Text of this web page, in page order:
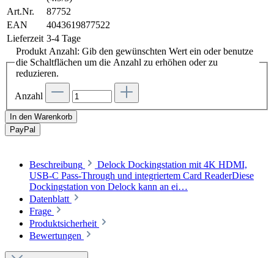
Art.Nr.
87752
EAN
4043619877522
Lieferzeit 3-4 Tage
Produkt Anzahl: Gib den gewünschten Wert ein oder benutze
die Schaltflächen um die Anzahl zu erhöhen oder zu
reduzieren.
Anzahl
In den Warenkorb
PayPal
Beschreibung
Delock Dockingstation mit 4K HDMI,
USB-C Pass-Through und integriertem Card ReaderDiese
Dockingstation von Delock kann an ei…
Datenblatt
Frage
Produktsicherheit
Bewertungen